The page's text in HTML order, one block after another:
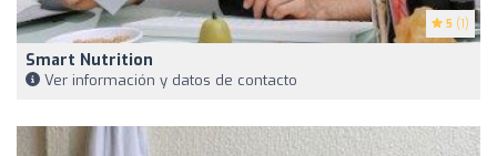
5 (1)
Smart Nutrition
Ver información y datos de contacto